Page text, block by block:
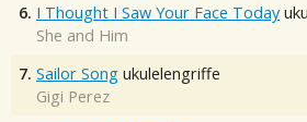
6. I Thought I Saw Your Face Today
She and Him
7. Sailor Song ukulelengriffe
Gigi Perez